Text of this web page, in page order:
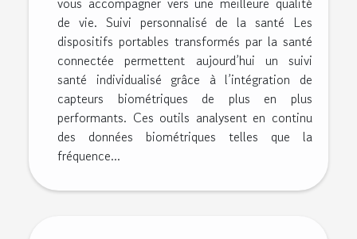
de vie. Suivi personnalisé de la santé Les
dispositifs portables transformés par la santé
connectée permettent aujourd’hui un suivi
santé individualisé grâce à l’intégration de
capteurs biométriques de plus en plus
performants. Ces outils analysent en continu
des données biométriques telles que la
fréquence...